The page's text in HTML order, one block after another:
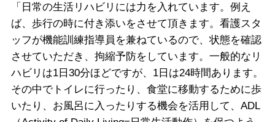
「日常の生活リハビリには力を入れています。例え
ば、歩行の時に付き添いをさせて頂きます。看護スタ
ッフが機能訓練指導員を兼ねているので、状態を確認
させていただき、拘縮予防をしています。一般的なリ
ハビリは1日30分ほどですが、1日は24時間あります。
その中でトイレに行ったり、食堂に移動するために歩
いたり、お風呂に入ったりする機会を活用して、ADL